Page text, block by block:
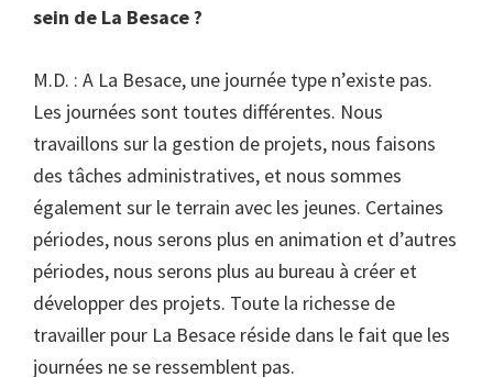
sein de La Besace ?
M.D. : A La Besace, une journée type n’existe pas.
Les journées sont toutes différentes. Nous
travaillons sur la gestion de projets, nous faisons
des tâches administratives, et nous sommes
également sur le terrain avec les jeunes. Certaines
périodes, nous serons plus en animation et d’autres
périodes, nous serons plus au bureau à créer et
développer des projets. Toute la richesse de
travailler pour La Besace réside dans le fait que les
journées ne se ressemblent pas.